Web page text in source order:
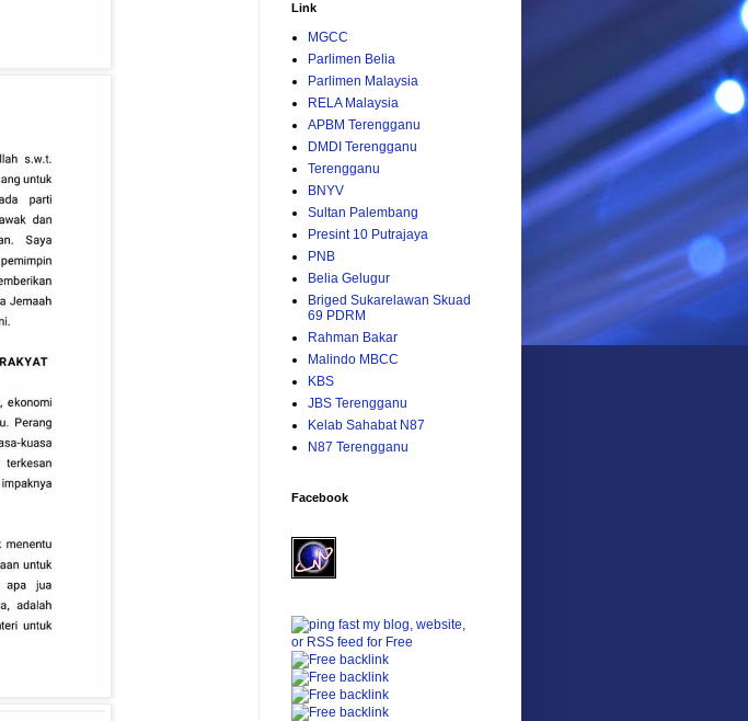
Link
MGCC
Parlimen Belia
Parlimen Malaysia
RELA Malaysia
APBM Terengganu
DMDI Terengganu
Terengganu
BNYV
Sultan Palembang
Presint 10 Putrajaya
PNB
Belia Gelugur
Briged Sukarelawan Skuad
69 PDRM
Rahman Bakar
Malindo MBCC
KBS
JBS Terengganu
Kelab Sahabat N87
N87 Terengganu
Facebook